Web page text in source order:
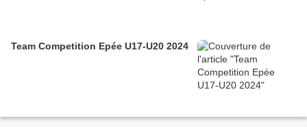
Team Competition Epée U17-U20 2024